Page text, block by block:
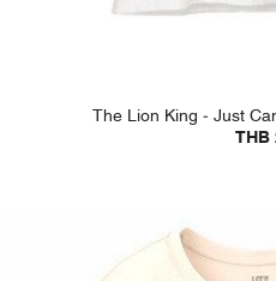
The Lion King - Just
THB